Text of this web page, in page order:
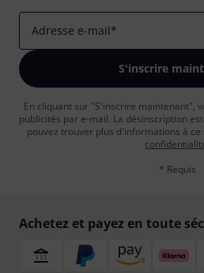
Adresse e-mail*
S'inscrire
En cliquant sur "S'inscrire maintenant",
publicités par e-mail. La désinscription
pouvez trouver plus d'informations à ce
* Requis
Achetez et payez en toute